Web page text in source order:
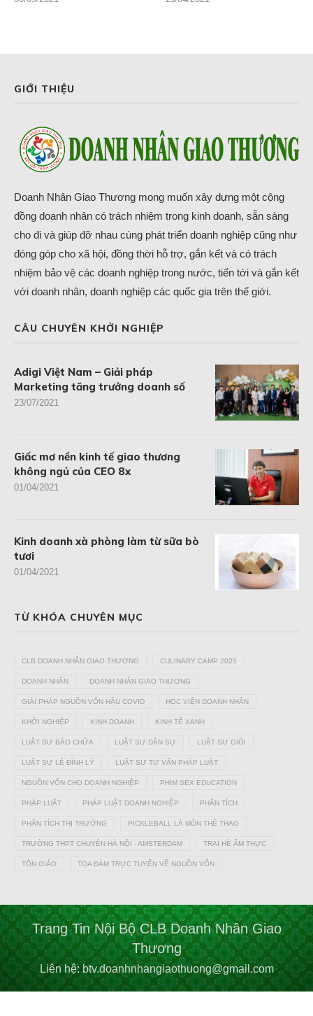
GIỚI THIỆU
Doanh Nhân Giao Thương mong muốn xây dựng một cộng
đồng doanh nhân có trách nhiệm trong kinh doanh, sẵn sàng
cho đi và giúp đỡ nhau cùng phát triển doanh nghiệp cũng như
đóng góp cho xã hội, đồng thời hỗ trợ, gắn kết và có trách
nhiệm bảo vệ các doanh nghiệp trong nước, tiến tới và gắn kết
với doanh nhân, doanh nghiệp các quốc gia trên thế giới.
CÂU CHUYÊN KHỞI NGHIỆP
Adigi Việt Nam – Giải pháp
Marketing tăng trưởng doanh số
23/07/2021
Giấc mơ nền kinh tế giao thương
không ngủ của CEO 8x
01/04/2021
Kinh doanh xà phòng làm từ sữa bò
tươi
01/04/2021
TỪ KHÓA CHUYÊN MỤC
CLB DOANH NHÂN GIAO THƯƠNG CULINARY CAMP 2025
DOANH NHÂN DOANH NHÂN GIAO THƯƠNG
GIẢI PHÁP NGUỒN VỐN HẬU COVID HỌC VIỆN DOANH NHÂN
KHỞI NGHIỆP KINH DOANH KINH TẾ XANH
LUẬT SƯ BÀO CHỮA LUẬT SƯ DÂN SỰ LUẬT SƯ GIỎI
LUẬT SƯ LÊ ĐÌNH LÝ LUẬT SƯ TƯ VẤN PHÁP LUẬT
NGUỒN VỐN CHO DOANH NGHIỆP PHIM SEX EDUCATION
PHÁP LUẬT PHÁP LUẬT DOANH NGHIỆP PHÂN TÍCH
PHÂN TÍCH THỊ TRƯỜNG PICKLEBALL LÀ MÔN THỂ THAO
TRƯỜNG THPT CHUYÊN HÀ NỘI - AMSTERDAM TRẠI HÈ ẨM THỰC
TÔN GIÁO TỌA ĐÀM TRỰC TUYẾN VỀ NGUỒN VỐN
Trang Tin Nội Bộ CLB Doanh Nhân Giao
Thương
Liên hệ: btv.doanhnhangiaothuong@gmail.com